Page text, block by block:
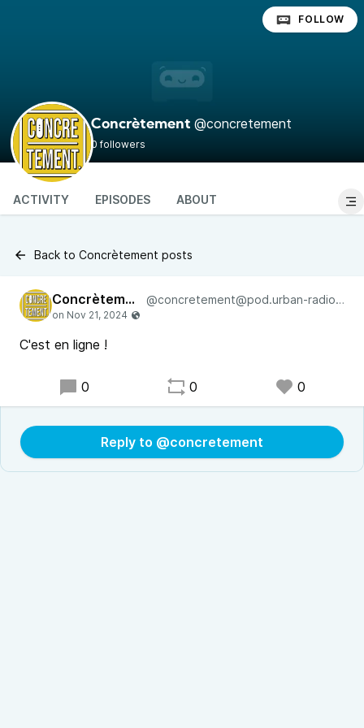
Concrètement @concretement
0 followers
FOLLOW
ACTIVITY EPISODES ABOUT
Back to Concrètement posts
Concrètement @concretement@pod.urban-radio.com
C'est en ligne !
0 0 0
Reply to @concretement